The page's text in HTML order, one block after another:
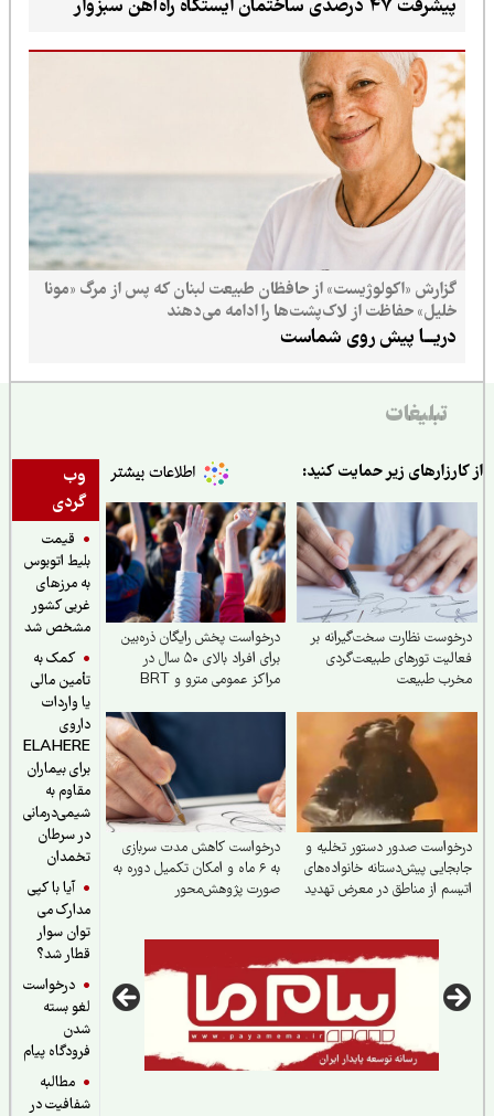
پیشرفت ۴۷ درصدی ساختمان ایستگاه راه‌آهن سبزوار
گزارش «اکولوژیست» از حافظان طبیعت لبنان که پس از مرگ «مونا
خلیل» حفاظت از لاک‌پشت‌ها را ادامه می‌دهند
دریـــا پیش روی شماست
تبلیغات
وب
گردی
قیمت
بلیط اتوبوس
به مرزهای
غربی کشور
مشخص شد
کمک به
تأمین مالی
یا واردات
داروی
ELAHERE
برای بیماران
مقاوم به
شیمی‌درمانی
در سرطان
تخمدان
آیا با کپی
مدارک می
توان سوار
قطار شد؟
درخواست
لغو بسته
فرودگاه پیام
مطالبه
شفافیت در
زیر حمایت کنید:
نظارت سخت‌گیرانه بر
تورهای طبیعت‌گردی
طبیعت
درخواست پخش رایگان ذره‌بین
برای افراد بالای ۵۰ سال در
مراکز عمومی مترو و BRT
صدور دستور تخلیه و
پیش‌دستانه خانواده‌های
از مناطق در معرض تهدید
درخواست کاهش مدت سربازی
به ۶ ماه و امکان تکمیل دوره به
صورت پژوهش‌محور